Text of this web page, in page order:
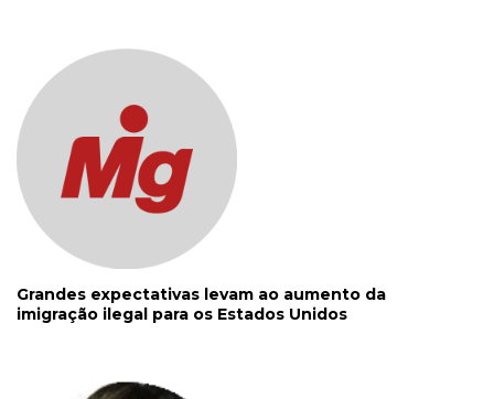
Grandes expectativas levam ao aumento da
imigração ilegal para os Estados Unidos